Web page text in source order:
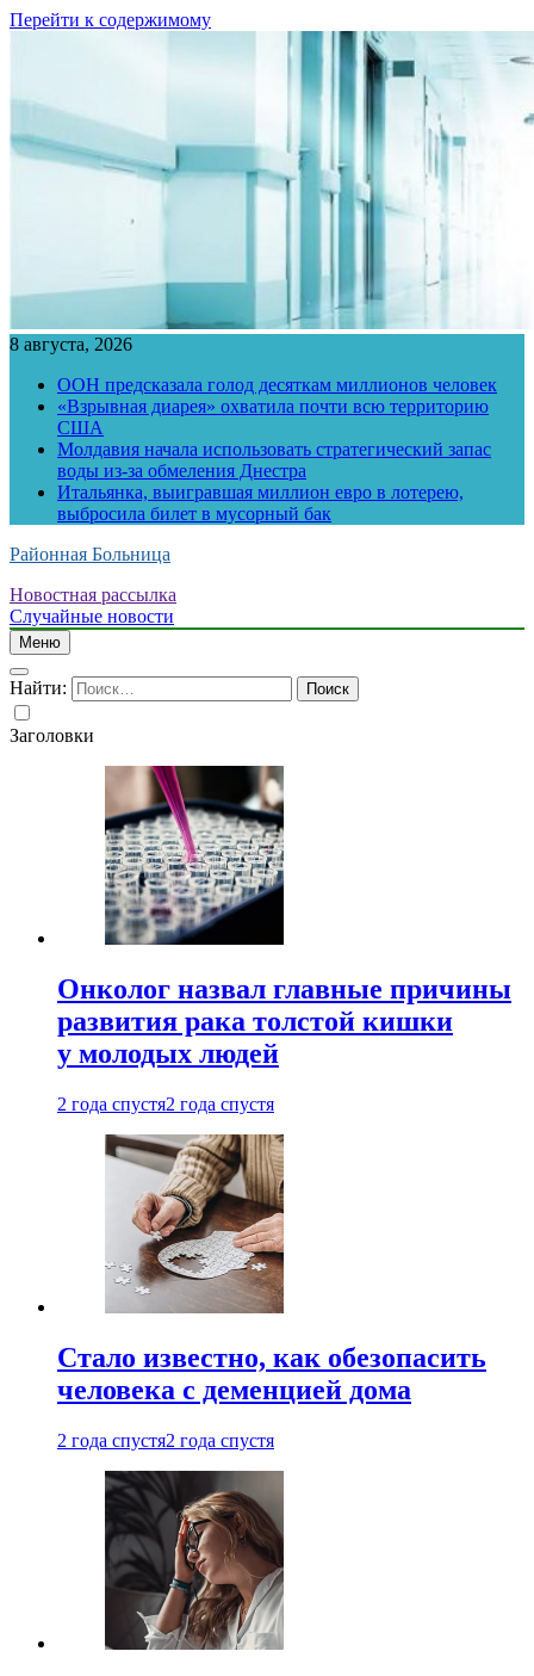
Перейти к содержимому
8 августа, 2026
ООН предсказала голод десяткам миллионов человек
«Взрывная диарея» охватила почти всю территорию
США
Молдавия начала использовать стратегический запас
воды из-за обмеления Днестра
Итальянка, выигравшая миллион евро в лотерею,
выбросила билет в мусорный бак
Районная Больница
Новостная рассылка
Случайные новости
Меню
Найти:
Заголовки
Онколог назвал главные причины
развития рака толстой кишки
у молодых людей
2 года спустя2 года спустя
Стало известно, как обезопасить
человека с деменцией дома
2 года спустя2 года спустя